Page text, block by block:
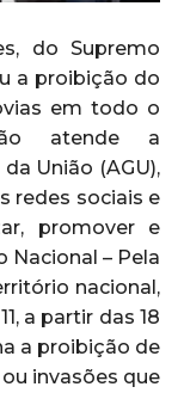
do Supremo
a proibição do
em todo o
atende a
União (AGU),
redes sociais e
promover e
Nacional – Pela
nacional,
a partir das 18
a proibição de
invasões que